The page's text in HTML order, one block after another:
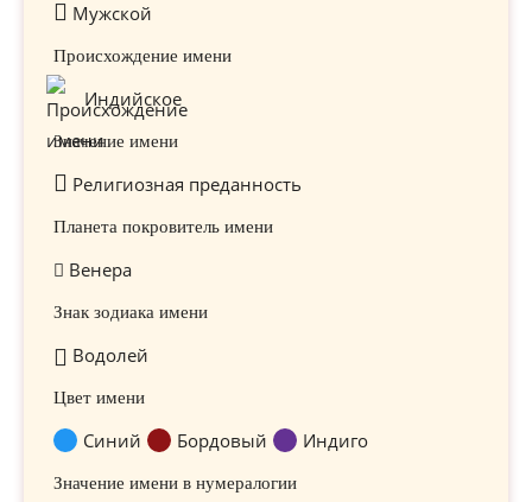
Мужской
Происхождение имени
Индийское
Значение имени
Религиозная преданность
Планета покровитель имени
Венера
Знак зодиака имени
Водолей
Цвет имени
Синий Бордовый Индиго
Значение имени в нумералогии